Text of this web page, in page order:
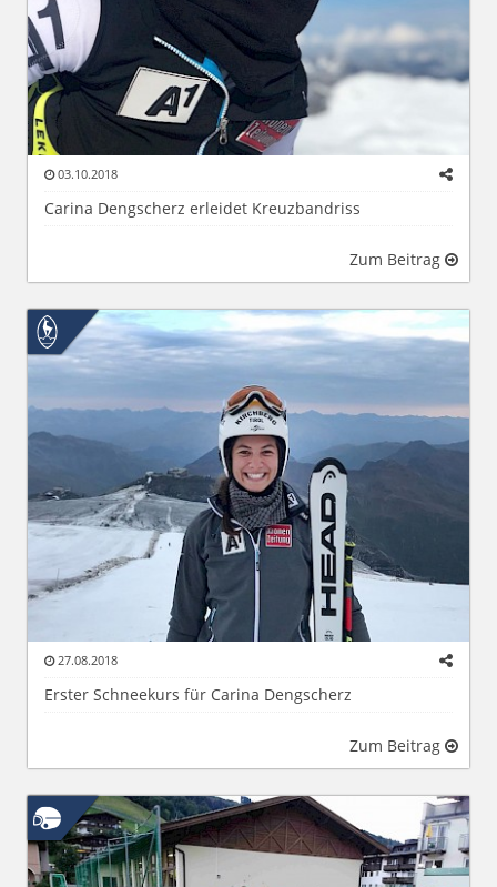
03.10.2018
Carina Dengscherz erleidet Kreuzbandriss
Zum Beitrag
27.08.2018
Erster Schneekurs für Carina Dengscherz
Zum Beitrag